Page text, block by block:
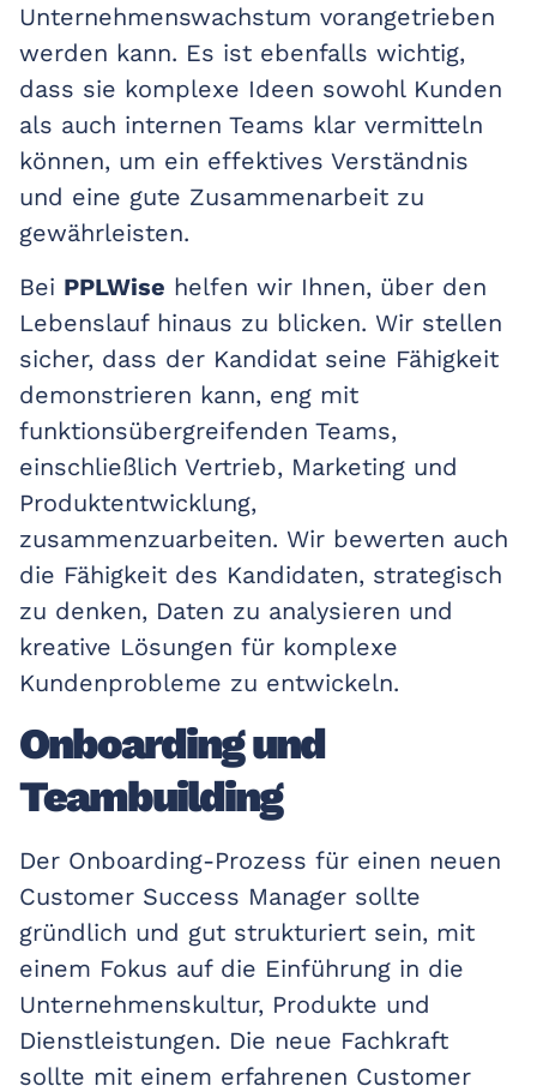
Unternehmenswachstum vorangetrieben
werden kann. Es ist ebenfalls wichtig,
dass sie komplexe Ideen sowohl Kunden
als auch internen Teams klar vermitteln
können, um ein effektives Verständnis
und eine gute Zusammenarbeit zu
gewährleisten.
Bei PPLWise helfen wir Ihnen, über den
Lebenslauf hinaus zu blicken. Wir stellen
sicher, dass der Kandidat seine Fähigkeit
demonstrieren kann, eng mit
funktionsübergreifenden Teams,
einschließlich Vertrieb, Marketing und
Produktentwicklung,
zusammenzuarbeiten. Wir bewerten auch
die Fähigkeit des Kandidaten, strategisch
zu denken, Daten zu analysieren und
kreative Lösungen für komplexe
Kundenprobleme zu entwickeln.
Onboarding und
Teambuilding
Der Onboarding-Prozess für einen neuen
Customer Success Manager sollte
gründlich und gut strukturiert sein, mit
einem Fokus auf die Einführung in die
Unternehmenskultur, Produkte und
Dienstleistungen. Die neue Fachkraft
sollte mit einem erfahrenen Customer